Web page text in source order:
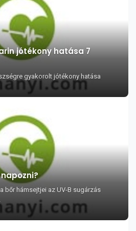
jótékony hatása 7
gyakorolt jótékony hatása
bőr hámsejtjei az UV-B sugárzás